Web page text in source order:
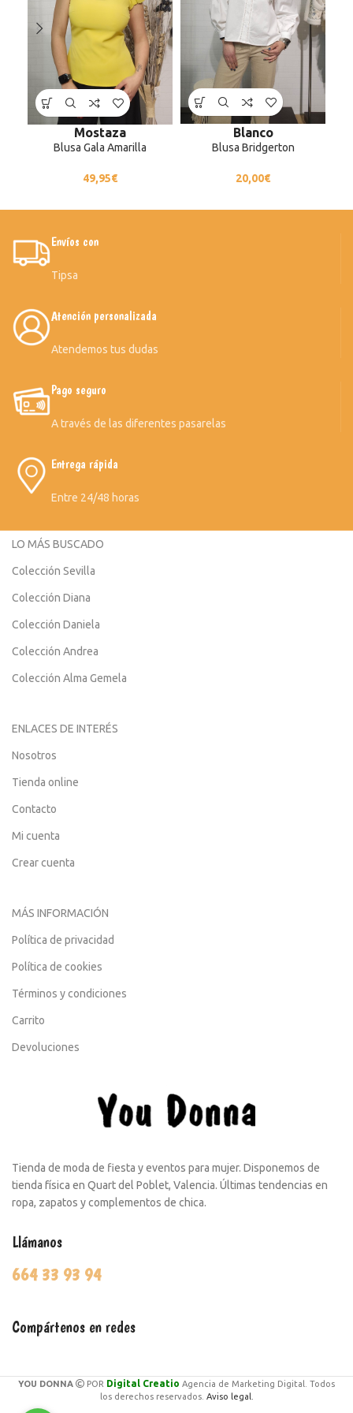
Mostaza
Blusa Gala Amarilla
49,95€
Blanco
Blusa Bridgerton
20,00€
Envíos con
Tipsa
Atención personalizada
Atendemos tus dudas
Pago seguro
A través de las diferentes pasarelas
Entrega rápida
Entre 24/48 horas
LO MÁS BUSCADO
Colección Sevilla
Colección Diana
Colección Daniela
Colección Andrea
Colección Alma Gemela
ENLACES DE INTERÉS
Nosotros
Tienda online
Contacto
Mi cuenta
Crear cuenta
MÁS INFORMACIÓN
Política de privacidad
Política de cookies
Términos y condiciones
Carrito
Devoluciones
Tienda de moda de fiesta y eventos para mujer. Disponemos de
tienda física en Quart del Poblet, Valencia. Últimas tendencias en
ropa, zapatos y complementos de chica.
Llámanos
664 33 93 94
Compártenos en redes
YOU DONNA POR Digital Creatio Agencia de Marketing Digital. Todos
los derechos reservados. Aviso legal.